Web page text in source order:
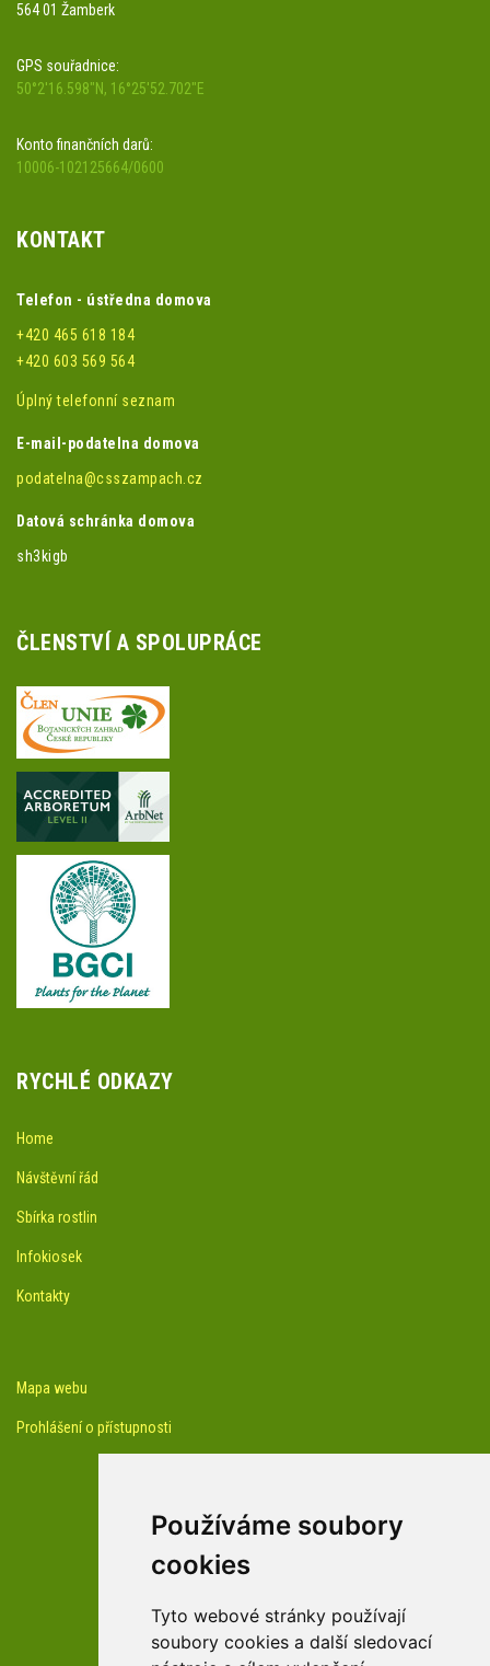
Používáme soubory
cookies
Tyto webové stránky používají
soubory cookies a další sledovací
564 01 Žamberk
GPS souřadnice:
50°2'16.598"N, 16°25'52.702"E
Konto finančních darů:
10006-102125664/0600
KONTAKT
Telefon - ústředna domova
+420 465 618 184
+420 603 569 564
Úplný telefonní seznam
E-mail-podatelna domova
podatelna@csszampach.cz
Datová schránka domova
sh3kigb
ČLENSTVÍ A SPOLUPRÁCE
RYCHLÉ ODKAZY
Home
Návštěvní řád
Sbírka rostlin
Infokiosek
Kontakty
Mapa webu
Prohlášení o přístupnosti